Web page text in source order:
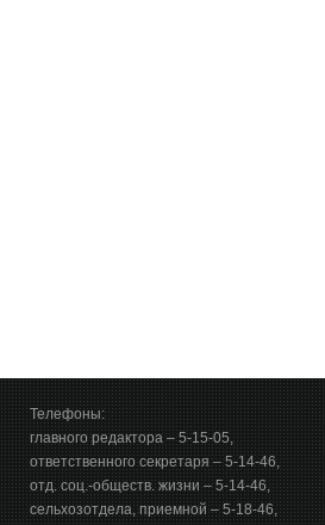
Телефоны:
главного редактора – 5-15-05,
ответственного секретаря – 5-14-46,
отд. соц.-обществ. жизни – 5-14-46,
сельхозотдела, приемной – 5-18-46,